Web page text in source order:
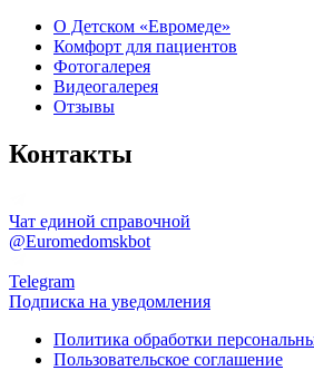
О Детском «Евромеде»
Комфорт для пациентов
Фотогалерея
Видеогалерея
Отзывы
Контакты
Чат единой справочной
@Euromedomskbot
Telegram
Подписка на уведомления
Политика обработки
Пользовательское соглашение